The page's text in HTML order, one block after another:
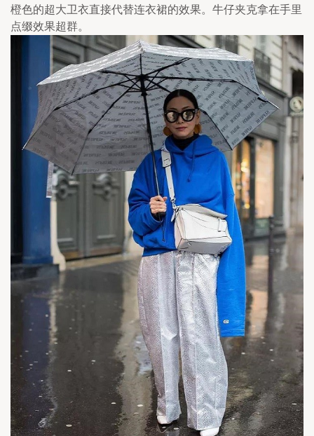
橙色的超大卫衣直接代替连衣裙的效果。牛仔夹克拿在手里
点缀效果超群。